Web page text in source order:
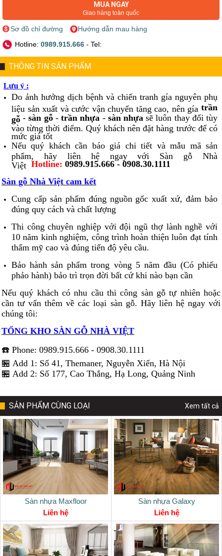
MUA NGAY
Giao hàng toàn quốc
Sơ đồ chỉ đường
Hướng dẫn mau hàng
Hotline: 0989.915.666 - Tel:
THÔNG TIN SẢN PHẨM
Lưu ý :
Do ảnh hưởng dịch bệnh và chiến tranh gía nguyên phụ
liệu sản xuất và cước vận chuyển tăng cao, nên gía trần
gỗ -sàn gỗ-trần nhựa - sàn nhựasẽ luôn thay đổi tùy
vào từng thời điểm. Quý khách nên đặt hàng trước để có
mức giá tốt
Nếu quý khách cần báo giá chi tiết và mẫu mã sản
phẩm, hãy liên hệ ngay với Sàn gỗ Nhà
Việt
Hotline: 0989.915.666 - 0908.30.1111
Sàn gỗ Nhà Việt cam kết
Cung cấp sản phẩm đúng nguồn gốc xuất xứ, đảm bảo
đúng quy cách và chất lượng
Thi công chuyên nghiệp với đội ngũ thợ lành nghề với
10 năm kinh nghiệm, công trình hoàn thiện luôn đạt tính
thẩm mỹ cao và đúng tiến độ yêu cầu.
Bảo hành sản phẩm trong vòng 5 năm đầu (Có phiếu
phảo hành) bảo trì trọn đời bất cứ khi nào bạn cần
Nếu quý khách có nhu cầu thi công sàn gỗ tự nhiên hoặc
cần tư vấn thêm về các loại sàn gỗ. Hãy liên hệ ngay với
chúng tôi:
TỔNG KHO SÀN GỖ NHÀ VIỆT
☎️ Phone: 0989.915.666 - 0908.30.1111
🏪 Add 1: Số 41, Themaner, Nguyễn Xiển, Hà Nội
🏪 Add 2: Số 177, Cao Thắng, Hạ Long, Quảng Ninh
Xem tất cả
SẢN PHẨM CÙNG LOẠI
Sàn nhựa Maxfloor
Liên hệ
Sàn nhựa Galaxy
Liên hệ